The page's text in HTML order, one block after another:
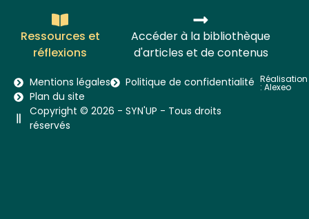
Ressources et
réflexions
Accéder à la bibliothèque
d'articles et de contenus
Réalisation
: Alexeo
Mentions légales
Politique de confidentialité
Plan du site
Copyright © 2026 - SYN'UP - Tous droits
réservés​